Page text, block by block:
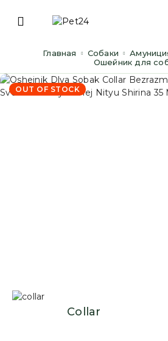
Главная Cобаки
Ошейник для
OUT OF STOCK
Collar